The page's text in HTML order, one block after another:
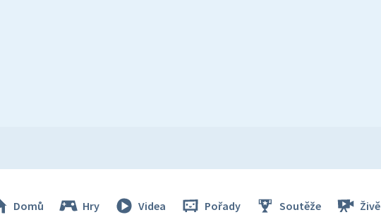
Domů Hry Videa Pořady Soutěže Živě